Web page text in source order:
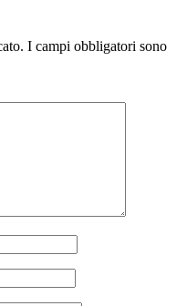
I campi obbligatori sono